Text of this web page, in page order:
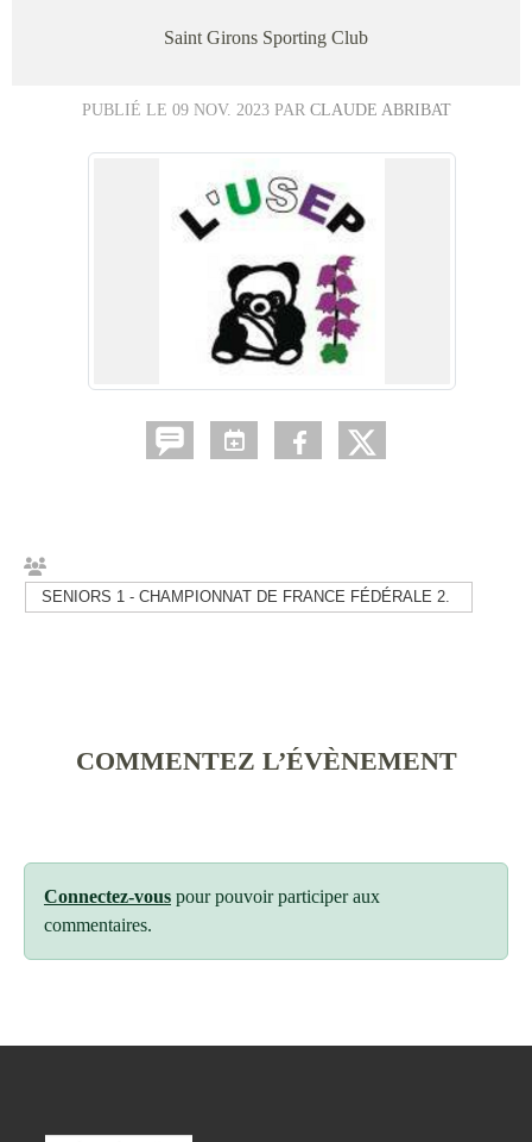
Saint Girons Sporting Club
PUBLIÉ LE 09 NOV. 2023PAR CLAUDE ABRIBAT
SENIORS 1 - CHAMPIONNAT DE FRANCE FÉDÉRALE 2.
COMMENTEZ L’ÉVÈNEMENT
Connectez-vous pour pouvoir participer aux
commentaires.